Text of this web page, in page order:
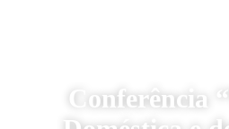
Conferência